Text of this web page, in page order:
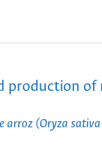
production of
arroz (Oryza